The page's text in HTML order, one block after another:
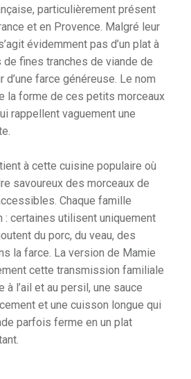
particulièrement présent
et en Provence. Malgré leur
évidemment pas d’un plat à
de fines tranches de viande de
farce généreuse. Le nom
la forme de ces petits morceaux
rappellent vaguement une
à cette cuisine populaire où
savoureux des morceaux de
Chaque famille
certaines utilisent uniquement
du porc, du veau, des
la farce. La version de Mamie
cette transmission familiale
à l’ail et au persil, une sauce
et une cuisson longue qui
parfois ferme en un plat